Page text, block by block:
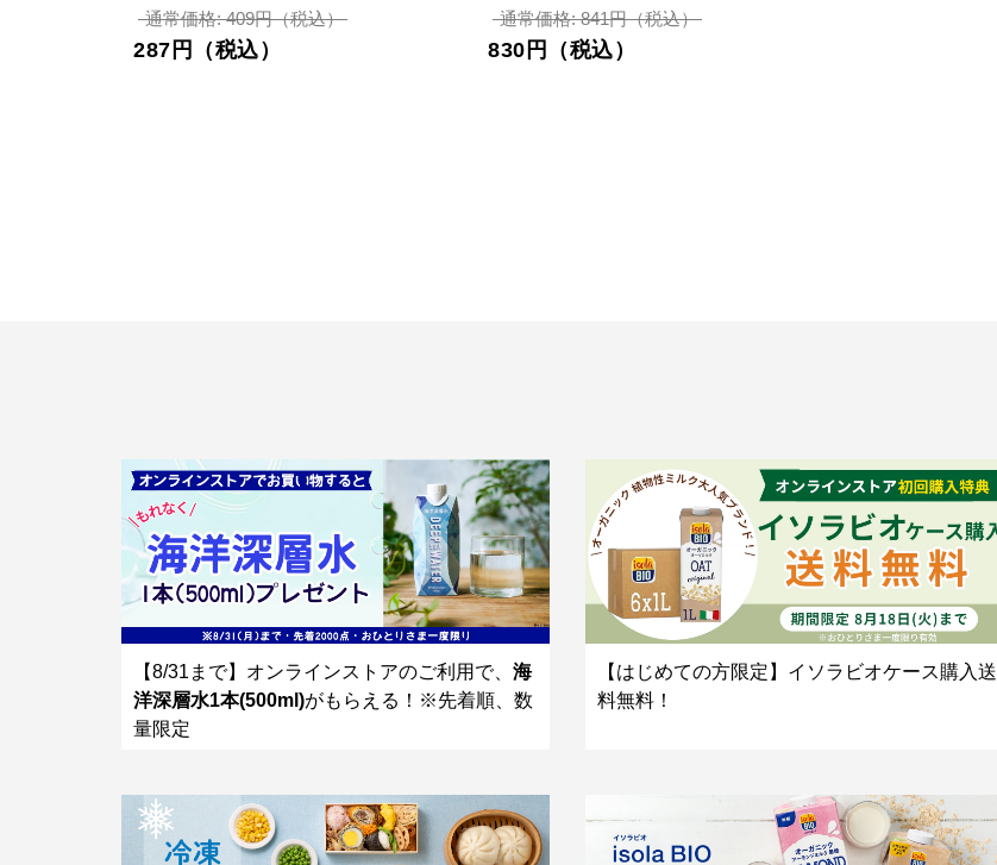
通常価格: 409円（税込）
287円（税込）
通常価格: 841円（税込）
830円（税込）
【8/31まで】オンラインストアのご利用で、 海
洋深層水1本(500ml)がもらえる！※先着順、数
量限定
【はじめての方限定】イソラビオケース購入送
料無料！